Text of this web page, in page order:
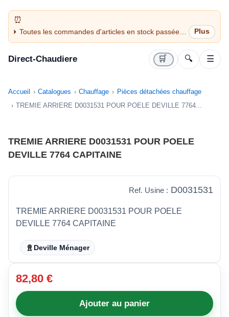
Toutes les commandes d'articles en stock passées
avant 14H sont expédiées le jour même (jours
Direct-Chaudiere 🛒 🔍 ☰
Accueil Catalogues Chauffage
Pièces détachées chauffage
TREMIE ARRIERE D0031531 POUR POELE DEVILLE 7764...
TREMIE ARRIERE D0031531 POUR POELE
DEVILLE 7764 CAPITAINE
Ref. Usine : D0031531
TREMIE ARRIERE D0031531 POUR POELE
DEVILLE 7764 CAPITAINE
Deville Ménager
82,80 €
Ajouter au panier